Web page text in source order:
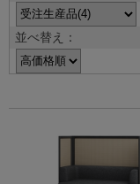
並べ替え：